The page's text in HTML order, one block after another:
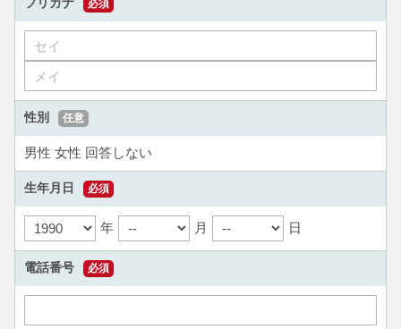
必須
性別 任意
男性 女性 回答しない
生年月日 必須
年 月 日
電話番号 必須